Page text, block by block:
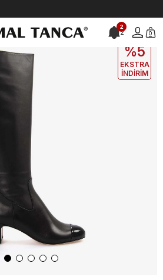
2
2 0
EKLE5
%5
EKSTRA
İNDİRİM